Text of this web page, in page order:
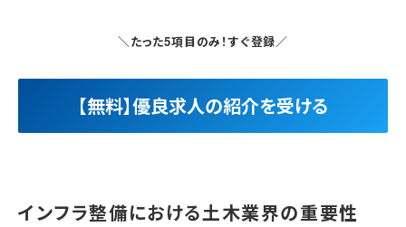
＼たった5項目のみ！すぐ登録／
【無料】優良求人の紹介を受ける
インフラ整備における土木業界の重要性